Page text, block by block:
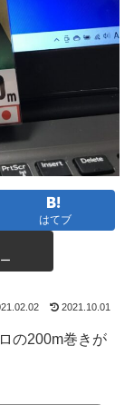
はてブ
2021.10.01
の200m巻きが